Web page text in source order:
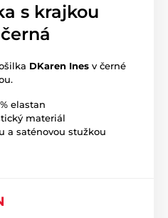
s krajkou
DKaren Ines v černé
elastan
materiál
a saténovou stužkou